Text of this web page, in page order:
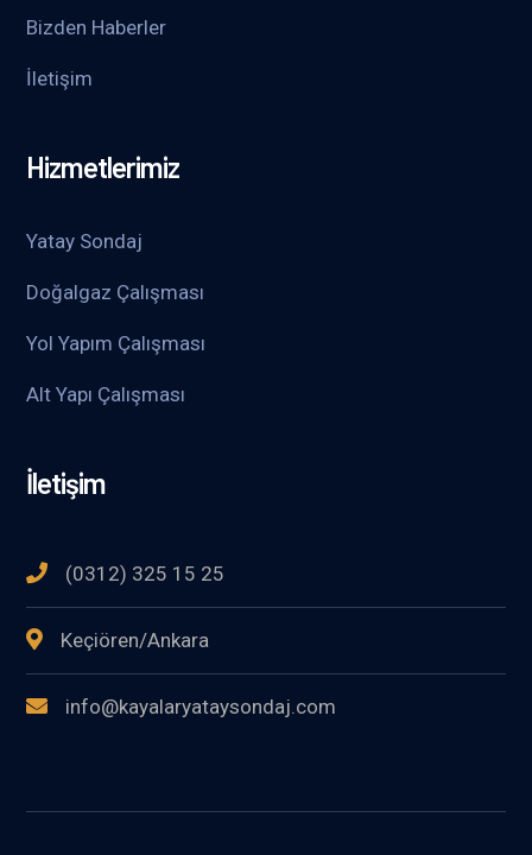
Bizden Haberler
İletişim
Hizmetlerimiz
Yatay Sondaj
Doğalgaz Çalışması
Yol Yapım Çalışması
Alt Yapı Çalışması
İletişim
(0312) 325 15 25
Keçiören/Ankara
info@kayalaryataysondaj.com